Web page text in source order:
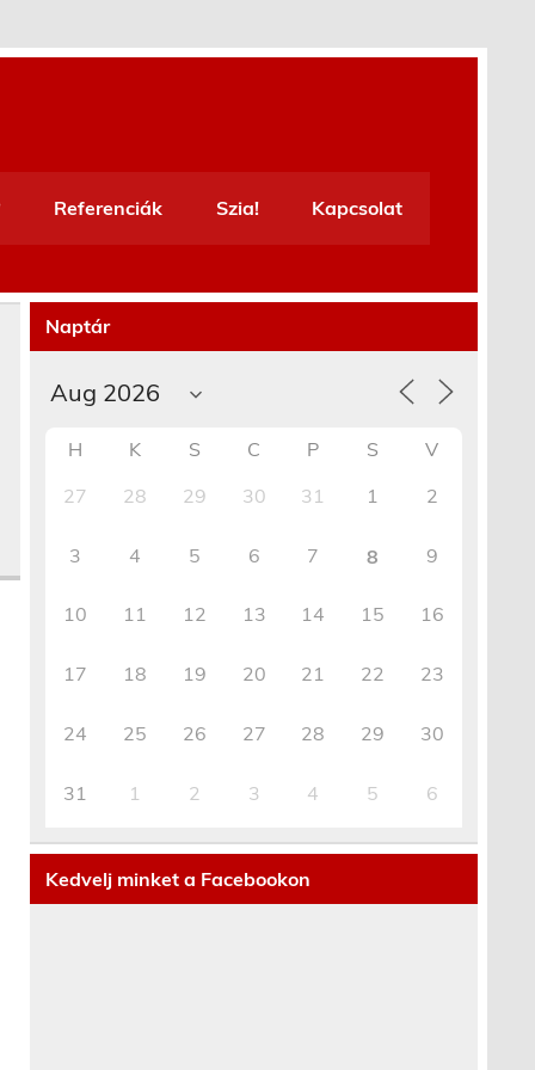
Referenciák Szia! Kapcsolat
Naptár
H K S C P S
V
27
28 29 30 31 1 2
3 4 5 6 7 8 9
10 11 12 13 14 15 16
17 18 19 20 21 22 23
24 25 26 27 28 29 30
31 1 2 3 4 5 6
Kedvelj minket a Facebookon